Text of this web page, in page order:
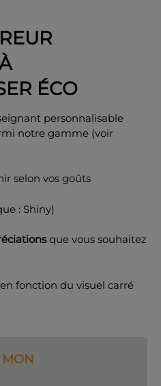
ÉCO
personnalisable
notre gamme (voir
selon vos goûts
: Shiny)
que vous souhaitez
fonction du visuel carré
MON